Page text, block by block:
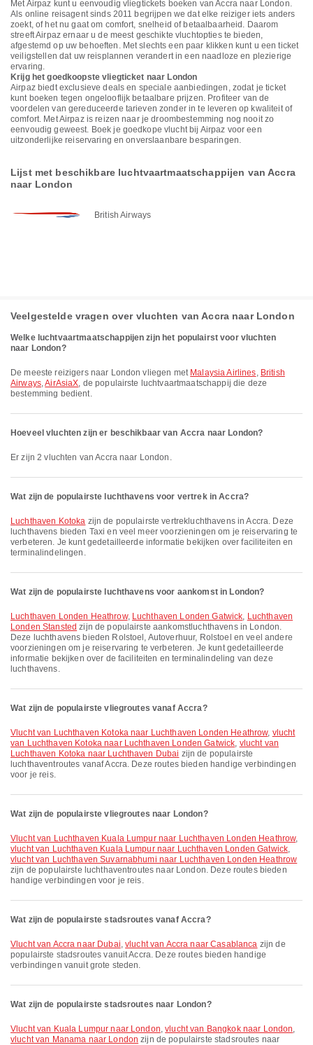
Met Airpaz kunt u eenvoudig vliegtickets boeken van Accra naar London.
Als online reisagent sinds 2011 begrijpen we dat elke reiziger iets anders
zoekt, of het nu gaat om comfort, snelheid of betaalbaarheid. Daarom
streeft Airpaz ernaar u de meest geschikte vluchtopties te bieden,
afgestemd op uw behoeften. Met slechts een paar klikken kunt u een ticket
veiligstellen dat uw reisplannen verandert in een naadloze en plezierige
ervaring.
Krijg het goedkoopste vliegticket naar London
Airpaz biedt exclusieve deals en speciale aanbiedingen, zodat je ticket
kunt boeken tegen ongelooflijk betaalbare prijzen. Profiteer van de
voordelen van gereduceerde tarieven zonder in te leveren op kwaliteit of
comfort. Met Airpaz is reizen naar je droombestemming nog nooit zo
eenvoudig geweest. Boek je goedkope vlucht bij Airpaz voor een
uitzonderlijke reiservaring en onverslaanbare besparingen.
Lijst met beschikbare luchtvaartmaatschappijen van Accra
naar London
British Airways
Veelgestelde vragen over vluchten van Accra naar London
Welke luchtvaartmaatschappijen zijn het populairst voor vluchten
naar London?
De meeste reizigers naar London vliegen met Malaysia Airlines, British
Airways,AirAsiaX, de populairste luchtvaartmaatschappij die deze
bestemming bedient.
Hoeveel vluchten zijn er beschikbaar van Accra naar London?
Er zijn 2 vluchten van Accra naar London.
Wat zijn de populairste luchthavens voor vertrek in Accra?
Luchthaven Kotoka zijn de populairste vertrek­lucht­havens in Accra. Deze
luchthavens bieden Taxi en veel meer voorzieningen om je reiservaring te
verbeteren. Je kunt gedetailleerde informatie bekijken over faciliteiten en
terminalindelingen.
Wat zijn de populairste luchthavens voor aankomst in London?
Luchthaven Londen Heathrow, Luchthaven Londen Gatwick, Luchthaven
Londen Stansted zijn de populairste aankomstluchthavens in London.
Deze luchthavens bieden Rolstoel, Autoverhuur, Rolstoel en veel andere
voorzieningen om je reiservaring te verbeteren. Je kunt gedetailleerde
informatie bekijken over de faciliteiten en terminalindeling van deze
luchthavens.
Wat zijn de populairste vliegroutes vanaf Accra?
vlucht van Luchthaven Kotoka naar Luchthaven Londen Heathrow, vlucht
van Luchthaven Kotoka naar Luchthaven Londen Gatwick, vlucht van
Luchthaven Kotoka naar Luchthaven Dubai zijn de populairste
luchthaventroutes vanaf Accra. Deze routes bieden handige verbindingen
voor je reis.
Wat zijn de populairste vliegroutes naar London?
vlucht van Luchthaven Kuala Lumpur naar Luchthaven Londen Heathrow,
vlucht van Luchthaven Kuala Lumpur naar Luchthaven Londen Gatwick,
vlucht van Luchthaven Suvarnabhumi naar Luchthaven Londen Heathrow
zijn de populairste luchthaventroutes naar London. Deze routes bieden
handige verbindingen voor je reis.
Wat zijn de populairste stadsroutes vanaf Accra?
vlucht van Accra naar Dubai,vlucht van Accra naar Casablanca zijn de
populairste stadsroutes vanuit Accra. Deze routes bieden handige
verbindingen vanuit grote steden.
Wat zijn de populairste stadsroutes naar London?
vlucht van Kuala Lumpur naar London,vlucht van Bangkok naar London,
vlucht van Manama naar London zijn de populairste stadsroutes naar